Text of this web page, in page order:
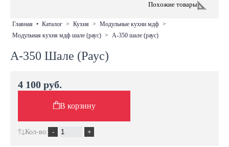
Похожие товары
главная • каталог > кухня > модульные кухни мдф >
модульная кухня мдф шале (раус) > а-350 шале (раус)
А-350 Шале (Раус)
4 100 руб.
В корзину
Кол-во: